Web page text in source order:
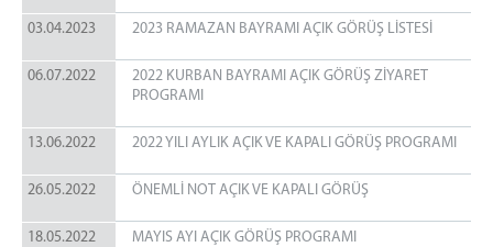
03.04.2023 2023 RAMAZAN BAYRAMI AÇIK GÖRÜŞ LİSTESİ
06.07.2022
2022 KURBAN BAYRAMI AÇIK GÖRÜŞ ZİYARET
PROGRAMI
13.06.2022 2022 YILI AYLIK AÇIK VE KAPALI GÖRÜŞ PROGRAMI
26.05.2022 ÖNEMLİ NOT AÇIK VE KAPALI GÖRÜŞ
18.05.2022 MAYIS AYI AÇIK GÖRÜŞ PROGRAMI